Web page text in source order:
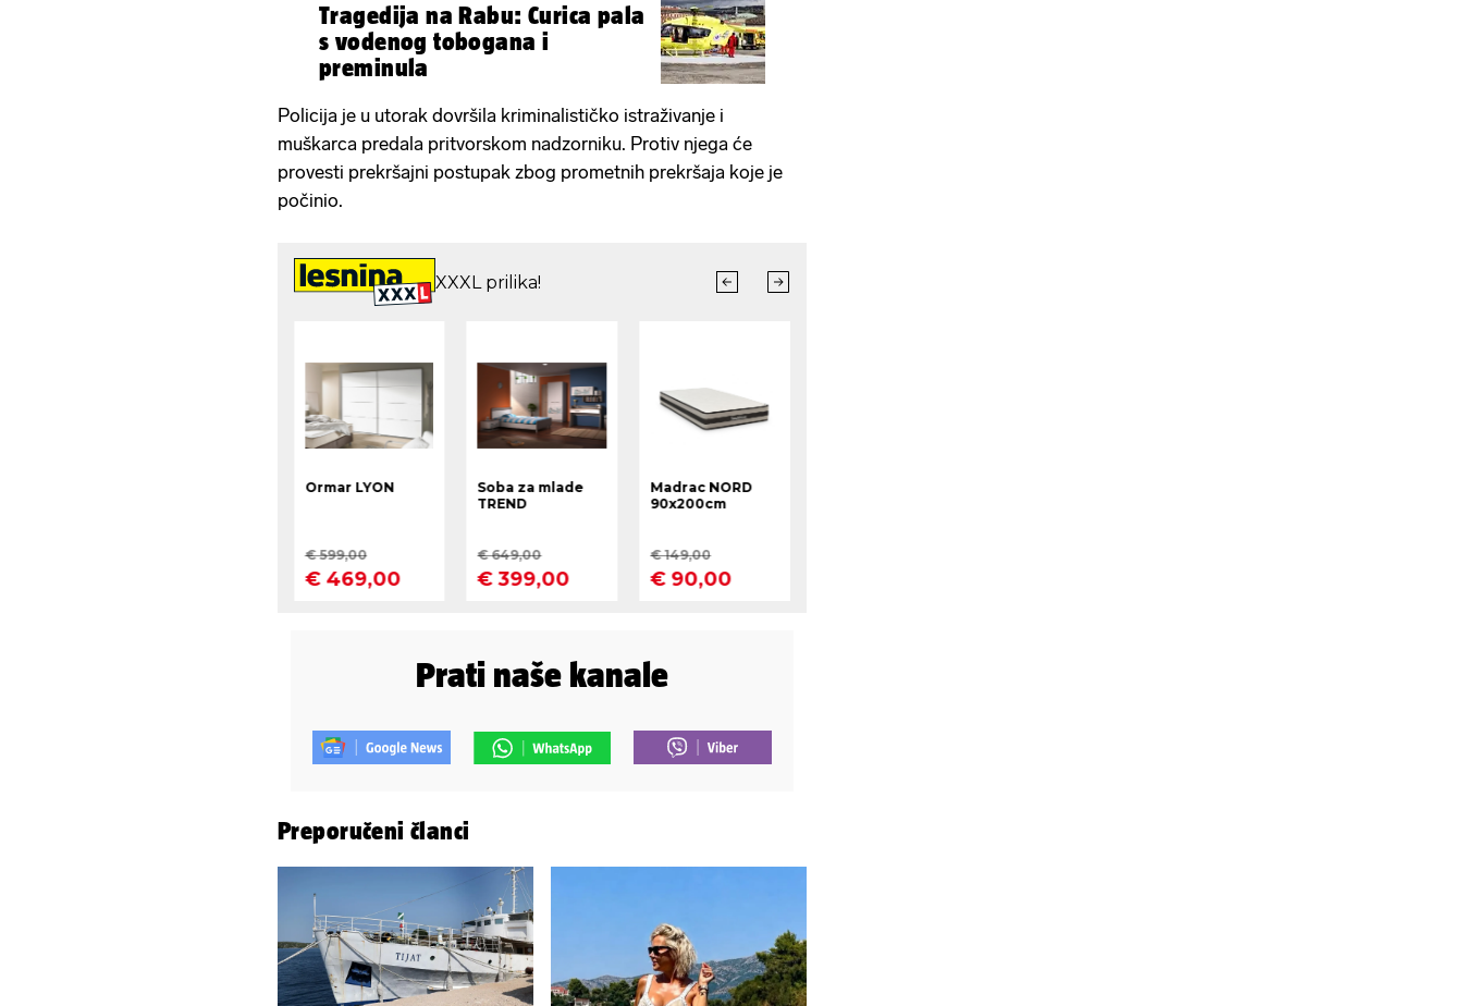
Tragedija na Rabu: Curica pala
s vodenog tobogana i
preminula
Policija je u utorak dovršila kriminalističko istraživanje i
muškarca predala pritvorskom nadzorniku. Protiv njega će
provesti prekršajni postupak zbog prometnih prekršaja koje je
počinio.
Prati naše kanale
Preporučeni članci